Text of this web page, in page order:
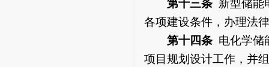
各项建设条件，办理法
第十四条 电化学储
项目规划设计工作，并